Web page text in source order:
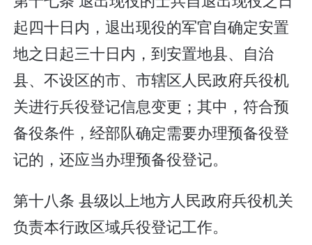
起四十日内，退出现役的军官自确定安置
地之日起三十日内，到安置地县、自治
县、不设区的市、市辖区人民政府兵役机
关进行兵役登记信息变更；其中，符合预
备役条件，经部队确定需要办理预备役登
记的，还应当办理预备役登记。
第十八条 县级以上地方人民政府兵役机关
负责本行政区域兵役登记工作。